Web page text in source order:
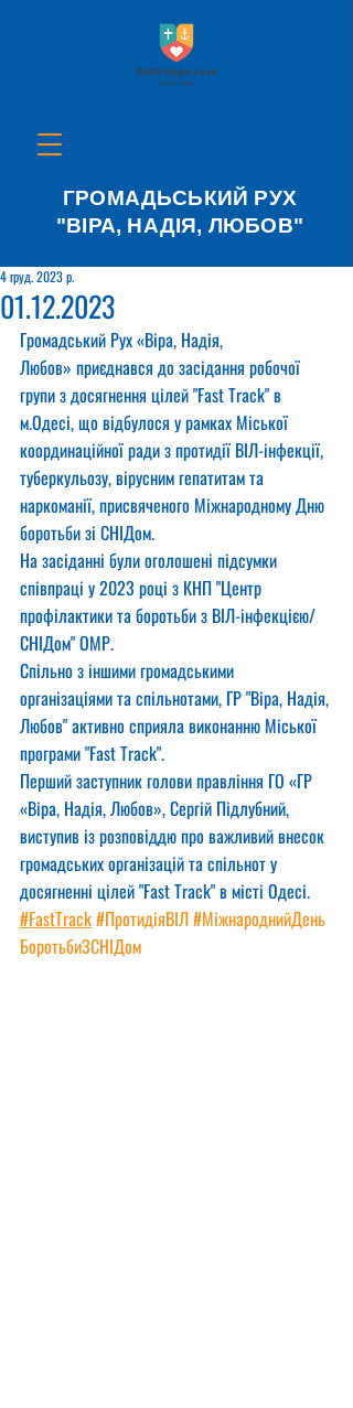
ГРОМАДЬСЬКИЙ РУХ
"ВІРА, НАДІЯ, ЛЮБОВ"
01.12.2023
4 груд. 2023 р.
Громадський Рух «Віра, Надія,
Любов» приєднався до засідання робочої
групи з досягнення цілей "Fast Track" в
м.Одесі, що відбулося у рамках Міської
координаційної ради з протидії ВІЛ-інфекції,
туберкульозу, вірусним гепатитам та
наркоманії, присвяченого Міжнародному Дню
боротьби зі СНІДом.
На засіданні були оголошені підсумки
співпраці у 2023 році з КНП "Центр
профілактики та боротьби з ВІЛ-інфекцією/
СНІДом" ОМР.
Спільно з іншими громадськими
організаціями та спільнотами, ГР "Віра, Надія,
Любов" активно сприяла виконанню Міської
програми "Fast Track".
Перший заступник голови правління ГО «ГР
«Віра, Надія, Любов», Сергій Підлубний,
виступив із розповіддю про важливий внесок
громадських організацій та спільнот у
досягненні цілей "Fast Track" в місті Одесі.
#FastTrack#ПротидіяВІЛ#МіжнароднийДень
БоротьбиЗСНІДом